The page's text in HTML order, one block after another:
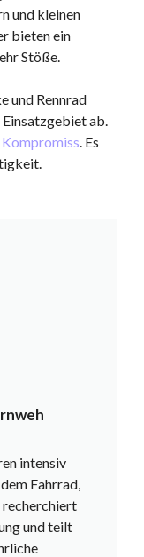
und kleinen
bieten ein
Stöße.
und Rennrad
ab.
. Es
intensiv
Fahrrad,
recherchiert
und teilt